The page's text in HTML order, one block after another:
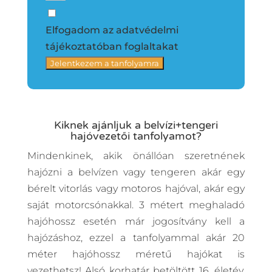
y
+
3
6
Elfogadom az adatvédelmi
tájékoztatóban foglaltakat
Jelentkezem a tanfolyamra
Kiknek ajánljuk a belvízi+tengeri
hajóvezetői tanfolyamot?
Mindenkinek, akik önállóan szeretnének
hajózni a belvízen vagy tengeren akár egy
bérelt vitorlás vagy motoros hajóval, akár egy
saját motorcsónakkal. 3 métert meghaladó
hajóhossz esetén már jogosítvány kell a
hajózáshoz, ezzel a tanfolyammal akár 20
méter hajóhossz méretű hajókat is